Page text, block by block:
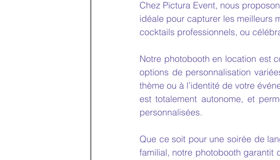
Chez Pictura Event, nous
idéale pour capturer les meilleurs
cocktails professionnels, ou
Notre photobooth en location est
options de personnalisation
thème ou à l’identité de votre
est totalement autonome, et
personnalisées.
Que ce soit pour une soirée de
familial, notre photobooth garantit